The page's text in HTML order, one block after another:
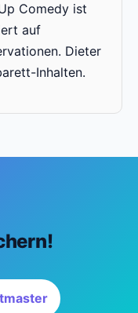
Comedy ist
auf
Dieter
Inhalten.